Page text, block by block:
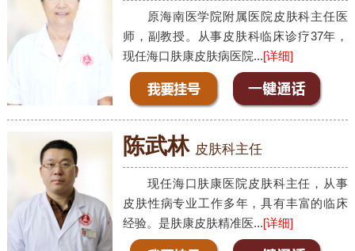
原海南医学院附属医院皮肤科主任医
师，副教授。从事皮肤科临床诊疗37年，
现任海口肤康皮肤病医院...[详细]
陈武林 皮肤科主任
现任海口肤康医院皮肤科主任，从事
皮肤性病专业工作多年，具有丰富的临床
经验。是肤康皮肤精准医...[详细]